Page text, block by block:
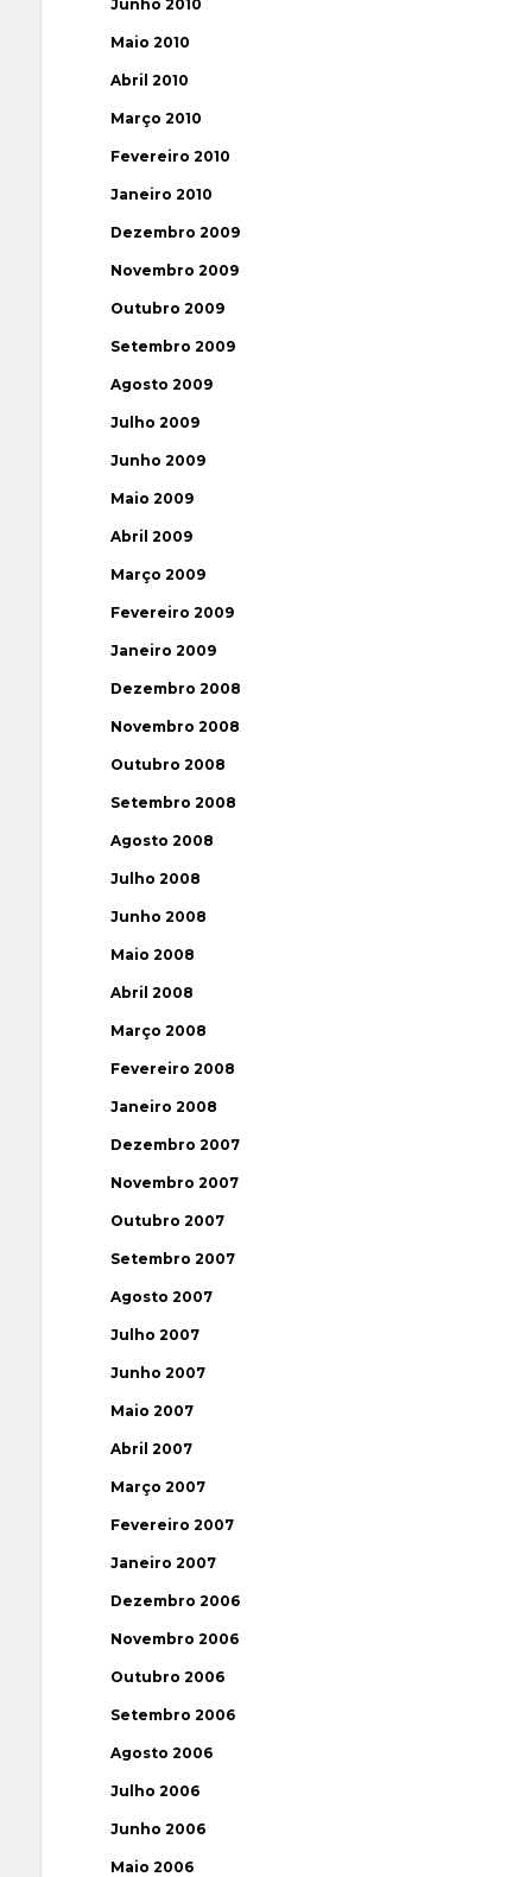
Junho 2010
Maio 2010
Abril 2010
Março 2010
Fevereiro 2010
Janeiro 2010
Dezembro 2009
Novembro 2009
Outubro 2009
Setembro 2009
Agosto 2009
Julho 2009
Junho 2009
Maio 2009
Abril 2009
Março 2009
Fevereiro 2009
Janeiro 2009
Dezembro 2008
Novembro 2008
Outubro 2008
Setembro 2008
Agosto 2008
Julho 2008
Junho 2008
Maio 2008
Abril 2008
Março 2008
Fevereiro 2008
Janeiro 2008
Dezembro 2007
Novembro 2007
Outubro 2007
Setembro 2007
Agosto 2007
Julho 2007
Junho 2007
Maio 2007
Abril 2007
Março 2007
Fevereiro 2007
Janeiro 2007
Dezembro 2006
Novembro 2006
Outubro 2006
Setembro 2006
Agosto 2006
Julho 2006
Junho 2006
Maio 2006